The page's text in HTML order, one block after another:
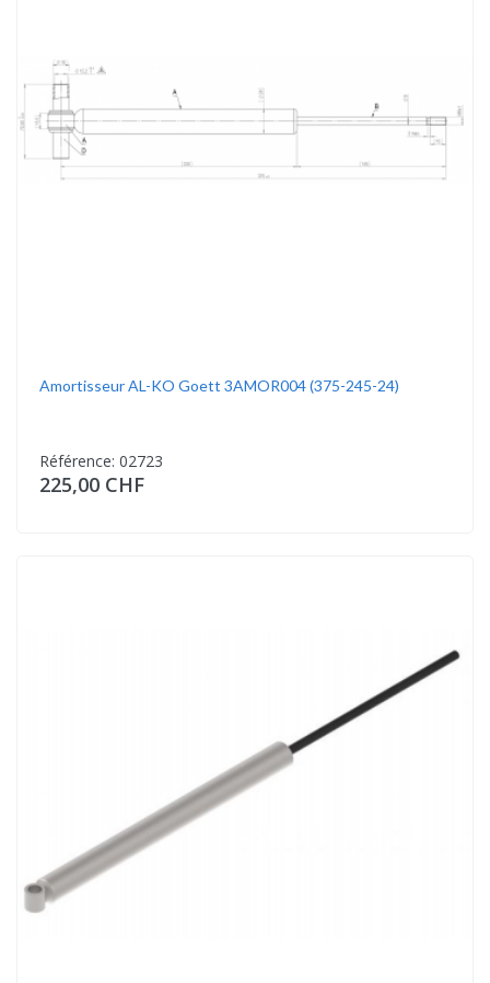
Amortisseur AL-KO Goett 3AMOR004 (375-245-24)
Référence: 02723
225,00 CHF